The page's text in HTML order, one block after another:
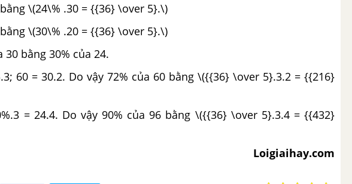
\(24\% .30 = {{36} \over 5}.\)
\(30\% .20 = {{36} \over 5}.\)
30 bằng 30% của 24.
60 = 30.2. Do vậy 72% của 60 bằng \({{36} \over 5}.3.2 = {{216}
= 24.4. Do vậy 90% của 96 bằng \({{36} \over 5}.3.4 = {{432}
Loigiaihay.com